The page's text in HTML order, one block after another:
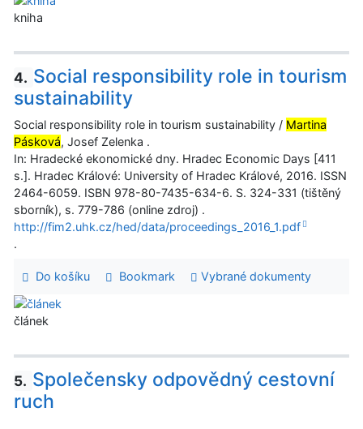
kniha
4. Social responsibility role in tourism
sustainability
Social responsibility role in tourism sustainability / Martina
Pásková, Josef Zelenka .
In: Hradecké ekonomické dny. Hradec Economic Days [411
s.]. Hradec Králové: University of Hradec Králové, 2016. ISSN
2464-6059. ISBN 978-80-7435-634-6. S. 324-331 (tištěný
sborník), s. 779-786 (online zdroj) .
http://fim2.uhk.cz/hed/data/proceedings_2016_1.pdf
.
Do košíku Bookmark Vybrané dokumenty
článek
5. Společensky odpovědný cestovní
ruch